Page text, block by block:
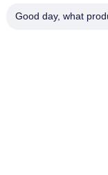
नंबर 228, झांक्सी
Good day, what